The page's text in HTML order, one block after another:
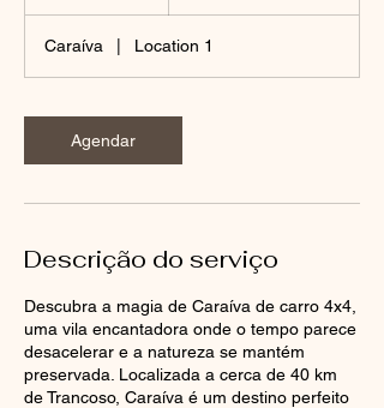
Caraíva Location 1
Agendar
Descrição do serviço
Descubra a magia de Caraíva de carro 4x4,
uma vila encantadora onde o tempo parece
desacelerar e a natureza se mantém
preservada. Localizada a cerca de 40 km
de Trancoso, Caraíva é um destino perfeito